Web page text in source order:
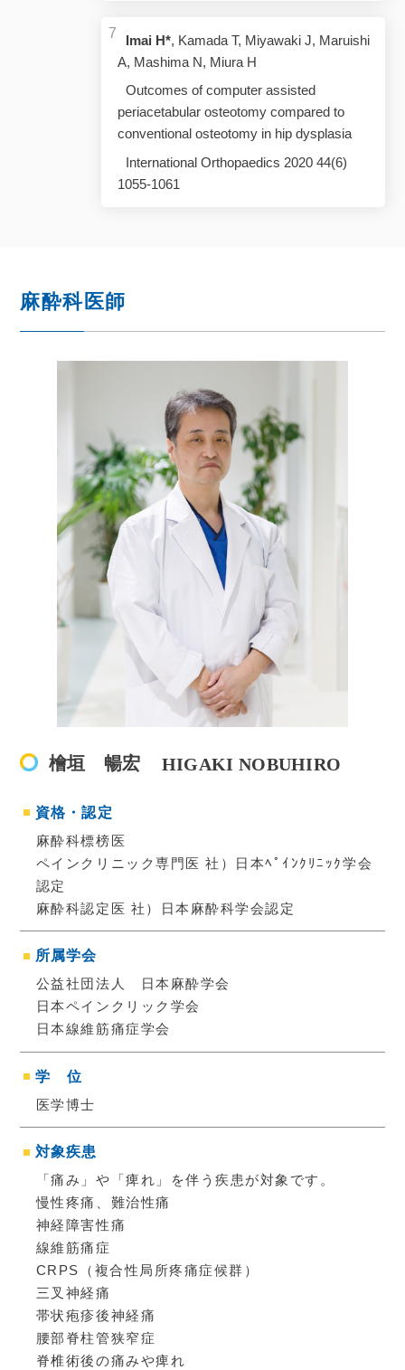
Imai H*, Kamada T, Miyawaki J, Maruishi
A, Mashima N, Miura H
Outcomes of computer assisted
periacetabular osteotomy compared to
conventional osteotomy in hip dysplasia
International Orthopaedics 2020 44(6)
1055-1061
麻酔科医師
檜垣 暢宏 HIGAKI NOBUHIRO
資格・認定
麻酔科標榜医
ペインクリニック専門医 社）日本ﾍﾟｲﾝｸﾘﾆｯｸ学会
認定
麻酔科認定医 社）日本麻酔科学会認定
所属学会
公益社団法人 日本麻酔学会
日本ペインクリック学会
日本線維筋痛症学会
学 位
医学博士
対象疾患
「痛み」や「痺れ」を伴う疾患が対象です。
慢性疼痛、難治性痛
神経障害性痛
線維筋痛症
CRPS（複合性局所疼痛症候群）
三叉神経痛
帯状疱疹後神経痛
腰部脊柱管狭窄症
脊椎術後の痛みや痺れ